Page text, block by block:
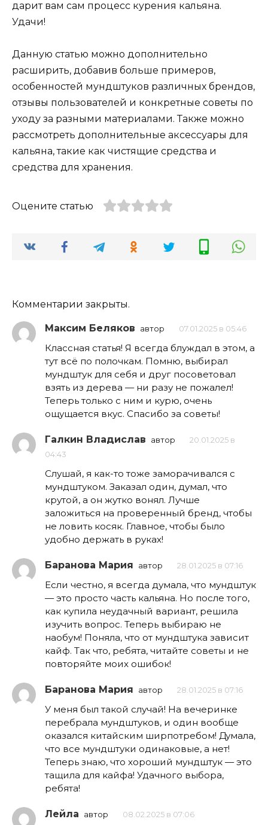
дарит вам сам процесс курения кальяна.
Удачи!
Данную статью можно дополнительно
расширить, добавив больше примеров,
особенностей мундштуков различных брендов,
отзывы пользователей и конкретные советы по
уходу за разными материалами. Также можно
рассмотреть дополнительные аксессуары для
кальяна, такие как чистящие средства и
средства для хранения.
Оцените статью
Комментарии закрыты.
Максим Беляков автор 07.01.2025 в 05:46
Классная статья! Я всегда блуждал в этом, а
тут всё по полочкам. Помню, выбирал
мундштук для себя и друг посоветовал
взять из дерева — ни разу не пожалел!
Теперь только с ним и курю, очень
ощущается вкус. Спасибо за советы!
Галкин Владислав автор
20.01.2025 в
04:43
Слушай, я как-то тоже заморачивался с
мундштуком. Заказал один, думал, что
крутой, а он жутко вонял. Лучше
заложиться на проверенный бренд, чтобы
не ловить косяк. Главное, чтобы было
удобно держать в руках!
Баранова Мария автор 28.01.2025 в 07:16
Если честно, я всегда думала, что мундштук
— это просто часть кальяна. Но после того,
как купила неудачный вариант, решила
изучить вопрос. Теперь выбираю не
наобум! Поняла, что от мундштука зависит
кайф. Так что, ребята, читайте советы и не
повторяйте моих ошибок!
Баранова Мария автор 28.01.2025 в 07:16
У меня был такой случай! На вечеринке
перебрала мундштуков, и один вообще
оказался китайским ширпотребом! Думала,
что все мундштуки одинаковые, а нет!
Теперь знаю, что хороший мундштук — это
тащила для кайфа! Удачного выбора,
ребята!
Лейла автор 08.02.2025 в 07:06